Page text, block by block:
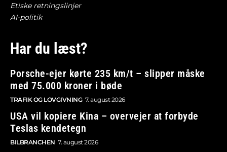
Etiske retningslinjer
AI-politik
Har du læst?
Porsche-ejer kørte 235 km/t – slipper måske
med 75.000 kroner i bøde
TRAFIK OG LOVGIVNING 7. august 2026
USA vil kopiere Kina – overvejer at forbyde
Teslas kendetegn
BILBRANCHEN 7. august 2026